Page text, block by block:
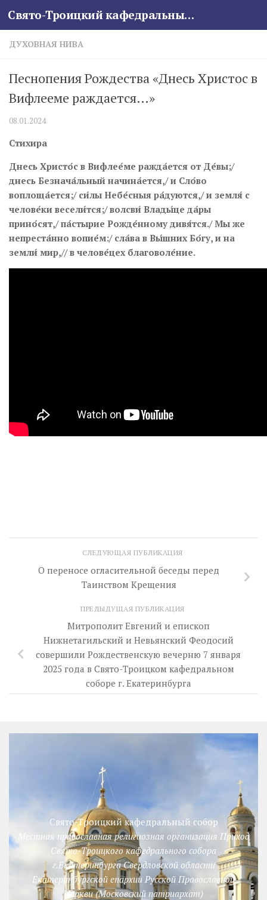
Skip to content Свято-Троицкий кафедральный собор
ДУХОВНАЯ НИВА
Песнопения Рождества «Днесь Христос в
Вифлееме раждается…»
08.01.2024
Стихира
Днесь Христо́с в Вифлее́ме ражда́ется от Де́вы;/
днесь Безнача́льный начина́ется,/ и Сло́во
воплоща́ется;/ си́лы Небе́сныя ра́дуются,/ и земля́ с
челове́ки весели́тся;/ волсви́ Влады́це да́ры
прино́сят,/ па́стырие Рожде́нному дивя́тся./ Мы же
непреста́нно вопие́м:/ сла́ва в Вы́шних Бо́гу, и на
земли́ мир,// в челове́цех благоволе́ние.
СЛЕДУЮЩАЯ ПУБЛИКАЦИЯ
О переносе огласительной беседы перед
Таинством Крещения
ПРЕДЫДУЩАЯ ПУБЛИКАЦИЯ
Митрополит Евгений и епископ
Нижнетагильский и Невьянский Феодосий
совершили Рождественскую вечерню 7 января
2025 года в Свято-Троицком кафедральном
соборе г. Екатеринбурга
Свято-Троицкий кафедральный собор
Местная православная религиозная организация Приход
Свято-Троицкого кафедрального собора
г.Екатеринбурга Свердловской области
Екатеринбургской епархии Русской Православной
Церкви (Московский патриархат)